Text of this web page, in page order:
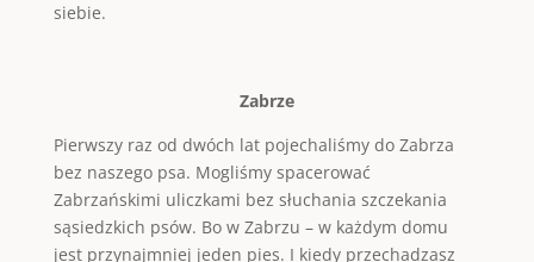
siebie.
Zabrze
Pierwszy raz od dwóch lat pojechaliśmy do Zabrza
bez naszego psa. Mogliśmy spacerować
Zabrzańskimi uliczkami bez słuchania szczekania
sąsiedzkich psów. Bo w Zabrzu – w każdym domu
jest przynajmniej jeden pies. I kiedy przechadzasz